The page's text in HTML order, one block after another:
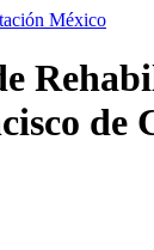
México
de